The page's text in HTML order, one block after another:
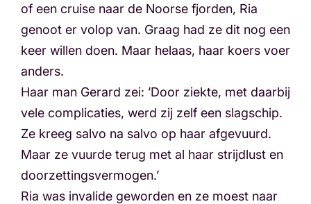
of een cruise naar de Noorse fjorden, Ria
genoot er volop van. Graag had ze dit nog een
keer willen doen. Maar helaas, haar koers voer
anders.
Haar man Gerard zei: ’Door ziekte, met daarbij
vele complicaties, werd zij zelf een slagschip.
Ze kreeg salvo na salvo op haar afgevuurd.
Maar ze vuurde terug met al haar strijdlust en
doorzettingsvermogen.’
Ria was invalide geworden en ze moest naar